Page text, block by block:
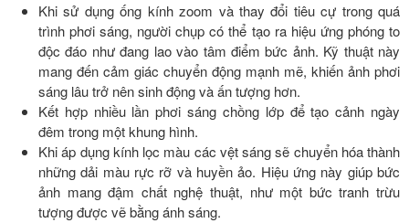
Khi sử dụng ống kính zoom và thay đổi tiêu cự trong quá
trình phơi sáng, người chụp có thể tạo ra hiệu ứng phóng to
độc đáo như đang lao vào tâm điểm bức ảnh. Kỹ thuật này
mang đến cảm giác chuyển động mạnh mẽ, khiến ảnh phơi
sáng lâu trở nên sinh động và ấn tượng hơn.
Kết hợp nhiều lần phơi sáng chồng lớp để tạo cảnh ngày
đêm trong một khung hình.
Khi áp dụng kính lọc màu các vệt sáng sẽ chuyển hóa thành
những dải màu rực rỡ và huyền ảo. Hiệu ứng này giúp bức
ảnh mang đậm chất nghệ thuật, như một bức tranh trừu
tượng được vẽ bằng ánh sáng.